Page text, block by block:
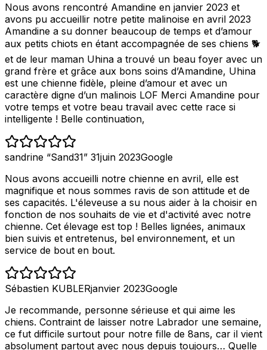
Nous avons rencontré Amandine en janvier 2023 et
avons pu accueillir notre petite malinoise en avril 2023
Amandine a su donner beaucoup de temps et d’amour
aux petits chiots en étant accompagnée de ses chiens 🐕
et de leur maman Uhina a trouvé un beau foyer avec un
grand frère et grâce aux bons soins d’Amandine, Uhina
est une chienne fidèle, pleine d’amour et avec un
caractère digne d’un malinois LOF Merci Amandine pour
votre temps et votre beau travail avec cette race si
intelligente ! Belle continuation,
sandrine “Sand31” 31juin 2023Google
Nous avons accueilli notre chienne en avril, elle est
magnifique et nous sommes ravis de son attitude et de
ses capacités. L'éleveuse a su nous aider à la choisir en
fonction de nos souhaits de vie et d'activité avec notre
chienne. Cet élevage est top ! Belles lignées, animaux
bien suivis et entretenus, bel environnement, et un
service de bout en bout.
Sébastien KUBLERjanvier 2023Google
Je recommande, personne sérieuse et qui aime les
chiens. Contraint de laisser notre Labrador une semaine,
ce fut difficile surtout pour notre fille de 8ans, car il vient
absolument partout avec nous depuis toujours… Quelle